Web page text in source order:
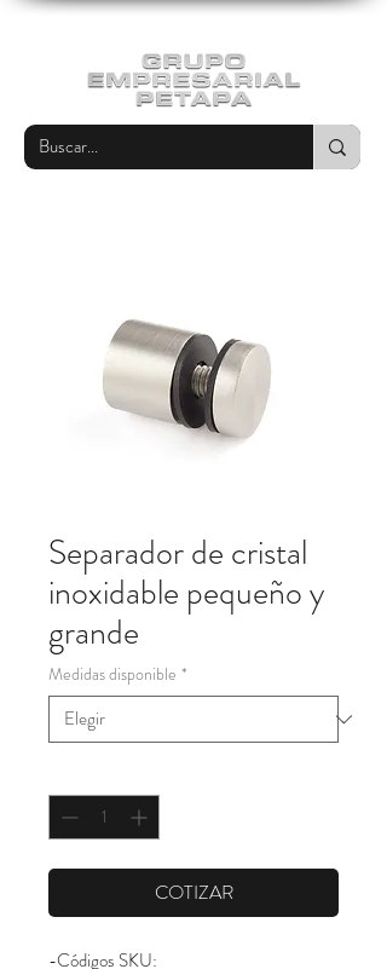
Separador de cristal
inoxidable pequeño y
grande
Medidas disponible *
COTIZAR
-Códigos SKU: